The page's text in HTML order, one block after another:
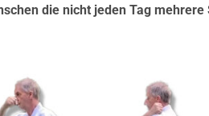
die nicht jeden Tag